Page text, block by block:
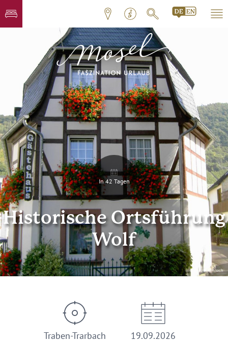
© Beatrix Kimnach
In 42 Tagen
Historische Ortsführung
Wolf
Traben-Trarbach
19.09.2026